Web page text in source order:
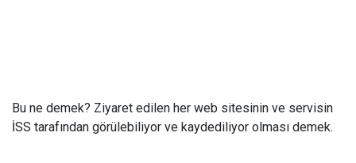
Bu ne demek? Ziyaret edilen her web sitesinin ve servisin
İSS tarafından görülebiliyor ve kaydediliyor olması demek.